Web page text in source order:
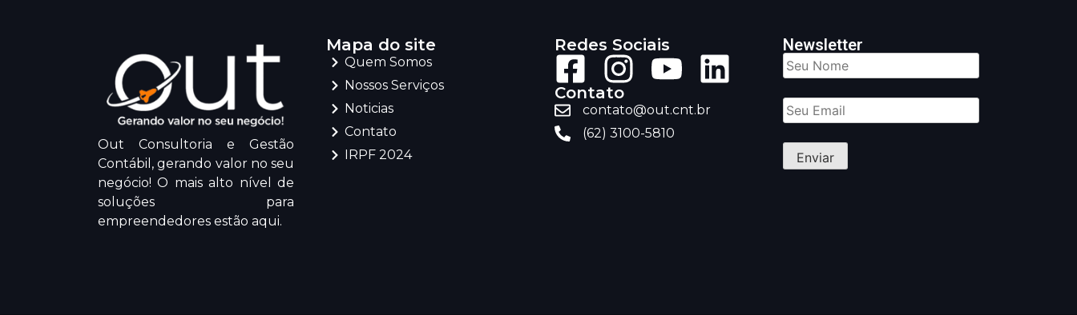
Out Consultoria e Gestão
Contábil, gerando valor no seu
negócio! O mais alto nível de
soluções para
empreendedores estão aqui.
Mapa do site
Quem Somos
Nossos Serviços
Noticias
Contato
IRPF 2024
Redes Sociais
Contato
contato@out.cnt.br
(62) 3100-5810
Newsletter